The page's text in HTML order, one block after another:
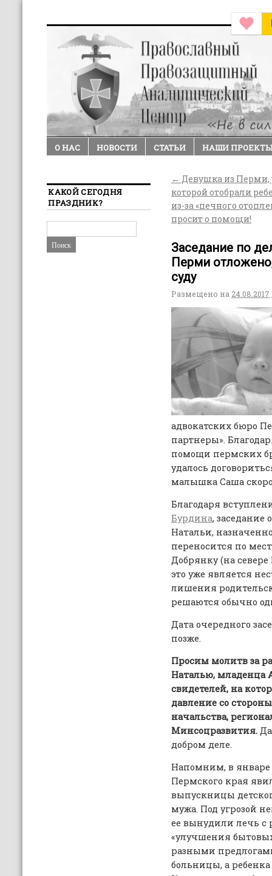
О НАС НОВОСТИ СТАТЬИ НАШИ
← Девушка из Перми,
которой отобрали
из-за «печного
просит о помощи!
Заседание по
Перми
суду
Размещено на 24.08.2017
адвокатских бюро
партнеры».
помощи пермских
удалось
малышка Саша
Благодаря
Бурдина,
Натальи,
переносится по
Добрянку (на
это уже является
лишения
решаются обычно
Дата очередного
позже.
Просим молитв за
Наталью, младенца
свидетелей, на
давление со
начальства,
Минсоцразвития.
добром деле.
Напомним, в январе
Пермского края
выпускницы
мужа. Под угрозой
ее вынудили лечь с
«улучшения
разными
больницы, а
КАКОЙ СЕГОДНЯ
ПРАЗДНИК?